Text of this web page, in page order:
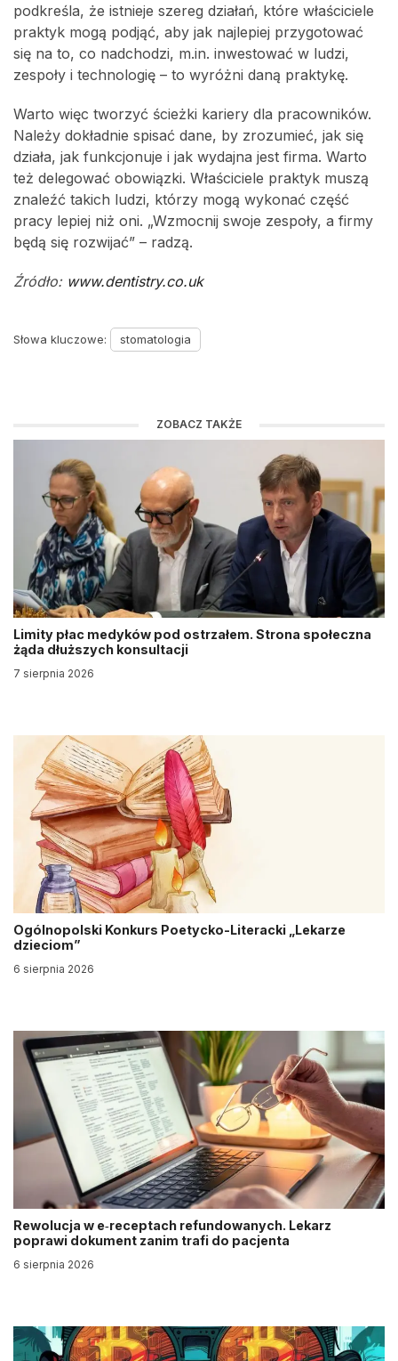
podkreśla, że istnieje szereg działań, które właściciele
praktyk mogą podjąć, aby jak najlepiej przygotować
się na to, co nadchodzi, m.in. inwestować w ludzi,
zespoły i technologię – to wyróżni daną praktykę.
Warto więc tworzyć ścieżki kariery dla pracowników.
Należy dokładnie spisać dane, by zrozumieć, jak się
działa, jak funkcjonuje i jak wydajna jest firma. Warto
też delegować obowiązki. Właściciele praktyk muszą
znaleźć takich ludzi, którzy mogą wykonać część
pracy lepiej niż oni. „Wzmocnij swoje zespoły, a firmy
będą się rozwijać” – radzą.
Źródło: www.dentistry.co.uk
Słowa kluczowe: stomatologia
ZOBACZ TAKŻE
Limity płac medyków pod ostrzałem. Strona społeczna
żąda dłuższych konsultacji
7 sierpnia 2026
Ogólnopolski Konkurs Poetycko-Literacki „Lekarze
dzieciom”
6 sierpnia 2026
Rewolucja w e‑receptach refundowanych. Lekarz
poprawi dokument zanim trafi do pacjenta
6 sierpnia 2026